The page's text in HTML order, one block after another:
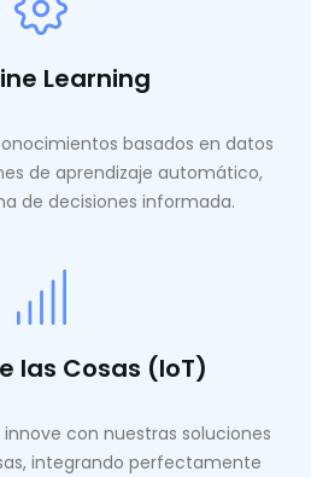
Learning
basados ​​en datos
de aprendizaje automático,
de decisiones informada.
las Cosas (IoT)
con nuestras soluciones
integrando perfectamente